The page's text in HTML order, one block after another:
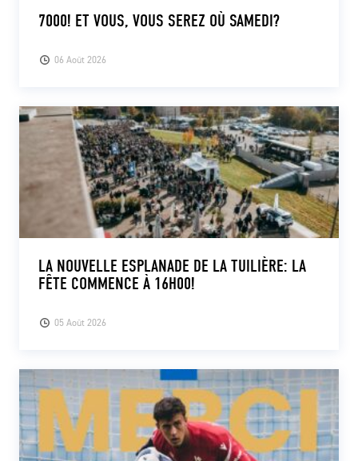
06 Août 2026
7000! ET VOUS, VOUS SEREZ OÙ SAMEDI?
05 Août 2026
LA NOUVELLE ESPLANADE DE LA TUILIÈRE: LA
FÊTE COMMENCE À 16H00!